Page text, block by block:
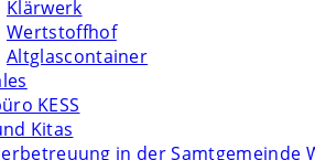
Klärwerk
Wertstoffhof
Altglascontainer
KESS
Kitas
in der Samtgemeinde